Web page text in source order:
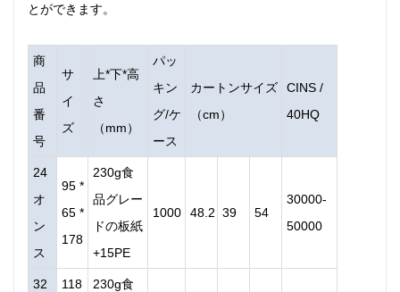
とができます。
商
品
番
号
サ
イ
ズ
上*下*高
さ
（mm）
パッ
キン
グ/ケ
ース
カートンサイズ
（cm）
CINS /
40HQ
24
オ
ン
ス
95 *
65 *
178
230g食
品グレー
ドの板紙
+15PE
1000 48.2 39 54
30000-
50000
32
118
230g食